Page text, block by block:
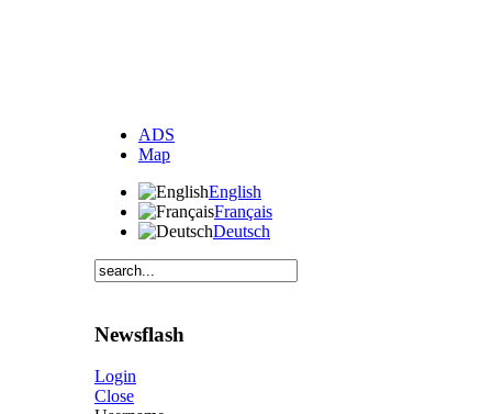
ADS
Map
English
Français
Deutsch
Newsflash
Login
Close